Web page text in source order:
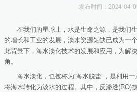
发布时间：2024-04-
在我们的星球上，水是生命之源，是我们
的增长和工业的发展，淡水资源短缺已成为一
此背景下，海水淡化技术的发展和应用，为解
角。
海水淡化，也被称为“海水脱盐”，是利用一
将海水转化为淡水的过程。其中，反渗透(RO)